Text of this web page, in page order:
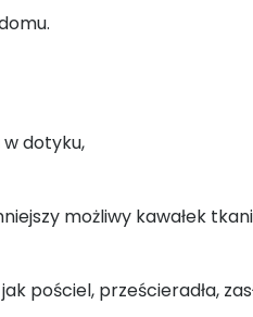
w dotyku,
możliwy kawałek
pościel, prześcieradła,